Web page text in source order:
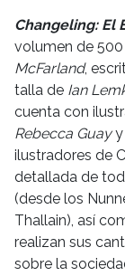
Changeling: El
volumen de
McFarland,
talla de Ian
cuenta con
Rebecca Guayy
ilustradores de
detallada de
(desde los
Thallain), así
realizan sus
sobre la